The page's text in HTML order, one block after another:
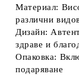
Материал:
различни
Дизайн:
здраве и
Опаковка:
подаряване